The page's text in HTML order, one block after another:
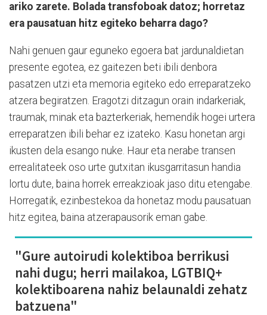
ariko zarete. Bolada transfoboak datoz; horretaz
era pausatuan hitz egiteko beharra dago?
Nahi genuen gaur eguneko egoera bat jardunaldietan
presente egotea, ez gaitezen beti ibili denbora
pasatzen utzi eta memoria egiteko edo erreparatzeko
atzera begiratzen. Eragotzi ditzagun orain indarkeriak,
traumak, minak eta bazterkeriak, hemendik hogei urtera
erreparatzen ibili behar ez izateko. Kasu honetan argi
ikusten dela esango nuke. Haur eta nerabe transen
errealitateek oso urte gutxitan ikusgarritasun handia
lortu dute, baina horrek erreakzioak jaso ditu etengabe.
Horregatik, ezinbestekoa da honetaz modu pausatuan
hitz egitea, baina atzerapausorik eman gabe.
"Gure autoirudi kolektiboa berrikusi
nahi dugu; herri mailakoa, LGTBIQ+
kolektiboarena nahiz belaunaldi zehatz
batzuena"